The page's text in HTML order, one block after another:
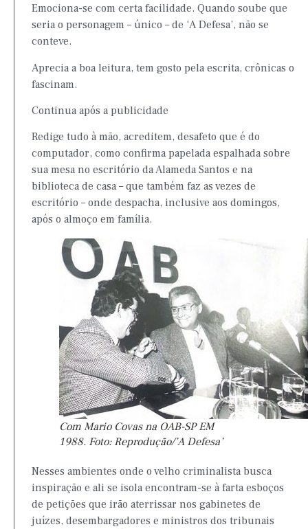
Emociona-se com certa facilidade. Quando soube que
seria o personagem – único – de ‘A Defesa’, não se
conteve.
Aprecia a boa leitura, tem gosto pela escrita, crônicas o
fascinam.
Continua após a publicidade
Redige tudo à mão, acreditem, desafeto que é do
computador, como confirma papelada espalhada sobre
sua mesa no escritório da Alameda Santos e na
biblioteca de casa – que também faz as vezes de
escritório – onde despacha, inclusive aos domingos,
após o almoço em família.
Com Mario Covas na OAB-SP EM
1988. Foto: Reprodução/’A Defesa’
Nesses ambientes onde o velho criminalista busca
inspiração e ali se isola encontram-se à farta esboços
de petições que irão aterrissar nos gabinetes de
juízes, desembargadores e ministros dos tribunais